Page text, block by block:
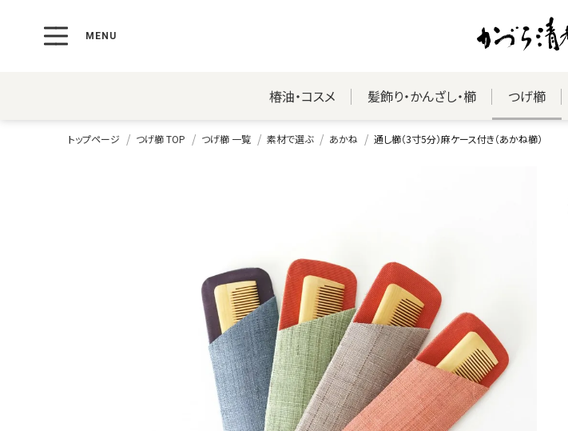
椿油・コスメ 髪飾り・かんざし・櫛 つげ櫛
トップページ つげ櫛 TOP つげ櫛 一覧 素材で選ぶ あかね 通し櫛（3寸5分）麻ケース付き（あかね櫛）